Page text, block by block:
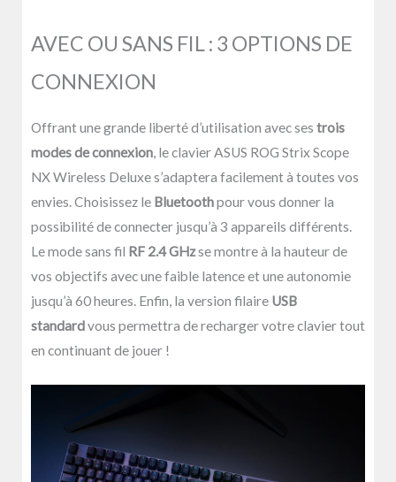
AVEC OU SANS FIL : 3 OPTIONS DE
CONNEXION
Offrant une grande liberté d’utilisation avec ses trois
modes de connexion, le clavier ASUS ROG Strix Scope
NX Wireless Deluxe s’adaptera facilement à toutes vos
envies. Choisissez le Bluetoothpour vous donner la
possibilité de connecter jusqu’à 3 appareils différents.
Le mode sans fil RF 2.4 GHzse montre à la hauteur de
vos objectifs avec une faible latence et une autonomie
jusqu’à 60 heures. Enfin, la version filaire USB
standardvous permettra de recharger votre clavier tout
en continuant de jouer !